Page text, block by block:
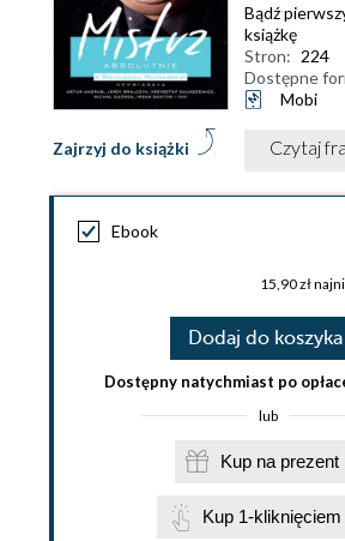
Zajrzyj do książki
Bądź
książkę
Stron: 224
Dostępne
Mobi
Czytaj
Ebook
15,90 zł
Dodaj do koszyka
Dostępny natychmiast po
lub
Kup na prezent
Kup 1-kliknięciem